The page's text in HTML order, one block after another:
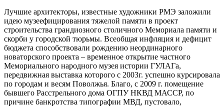
Лучшие архитекторы, известные художники РМЭ заложили
идею музеефицирования тяжелой памяти в проект
строительства грандиозного столичного Мемориала памяти и
скорби у городской тюрьмы. Всеобщая инфляция и дефицит
бюджета способствовали рождению неординарного
новаторского проекта – временное открытие частного
Мемориального народного музея истории ГУЛАГа,
передвижная выставка которого с 2003г. успешно курсировала
по городам и весям Поволжья. Благо, с 2009 г. помещение
бывшего Расстрельного дома ОГПУ НКВД МАССР, по
причине банкротства типографии МВД, пустовало,